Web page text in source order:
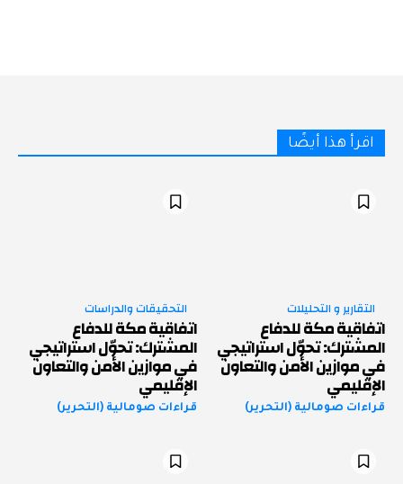
اقرأ هذا أيضًا
التقارير و التحليلات
اتفاقية مكة للدفاع
المشترك: تحوّل استراتيجي
في موازين الأمن والتعاون
الإقليمي
قراءات صومالية (التحرير)
التحقيقات والدراسات
اتفاقية مكة للدفاع
المشترك: تحوّل استراتيجي
في موازين الأمن والتعاون
الإقليمي
قراءات صومالية (التحرير)